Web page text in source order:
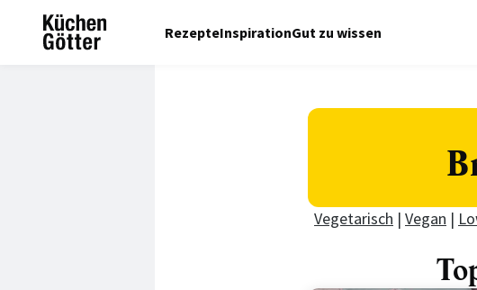
RezepteInspirationGut zu wissen
Vegetarisch | Vegan |